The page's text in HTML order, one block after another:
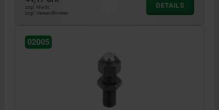
zzgl. MwSt.
zzgl. Versandkosten
DETAILS
02005